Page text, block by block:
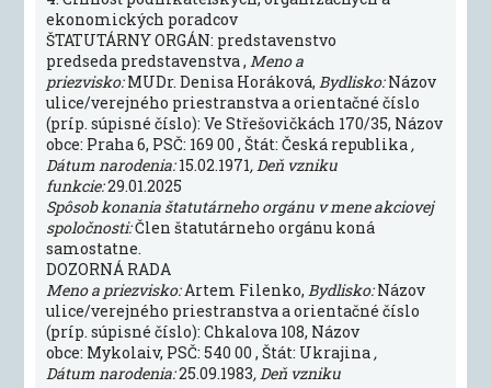
ekonomických poradcov
ŠTATUTÁRNY ORGÁN: predstavenstvo
predseda predstavenstva ,Meno a
priezvisko:MUDr. Denisa Horáková,Bydlisko:Názov
ulice/verejného priestranstva a orientačné číslo
(príp. súpisné číslo): Ve Střešovičkách 170/35, Názov
obce: Praha 6, PSČ: 169 00 , Štát: Česká republika ,
Dátum narodenia:15.02.1971, Deň vzniku
funkcie:29.01.2025
Spôsob konania štatutárneho orgánu v mene akciovej
spoločnosti:Člen štatutárneho orgánu koná
samostatne.
DOZORNÁ RADA
Meno a priezvisko:Artem Filenko,Bydlisko:Názov
ulice/verejného priestranstva a orientačné číslo
(príp. súpisné číslo): Chkalova 108, Názov
obce: Mykolaiv, PSČ: 540 00 , Štát: Ukrajina ,
Dátum narodenia:25.09.1983, Deň vzniku